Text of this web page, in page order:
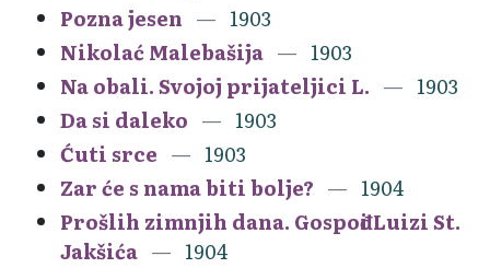
Pozna jesen
1903
Nikolać Malebašija
1903
Na obali. Svojoj prijateljici L.
1903
Da si daleko
1903
Ćuti srce
1903
Zar će s nama biti bolje?
1904
Prošlih zimnjih dana. Gospođi Luizi St.
Jakšića
1904